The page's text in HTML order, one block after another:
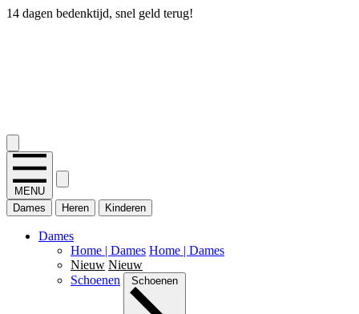
14 dagen bedenktijd, snel geld terug!
MENU
Dames
Heren Kinderen
Dames
Home | Dames Home | Dames
Nieuw Nieuw
Schoenen
Schoenen